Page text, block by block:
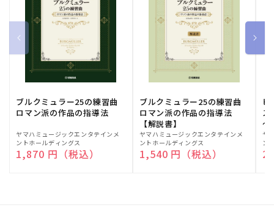
ブルクミュラー25の練習曲
ロマン派の作品の指導法
販
売
元:
ヤマハミュージックエンタテインメ
ントホールディングス
通常価格
1,870 円（税込）
ブルクミュラー25の練習曲
ロマン派の作品の指導法
【解説書】
販
売
元:
ヤマハミュージックエンタテインメ
ントホールディングス
通常価格
1,540 円（税込）
ピ
ス
～
販
売
元:
ヤ
ン